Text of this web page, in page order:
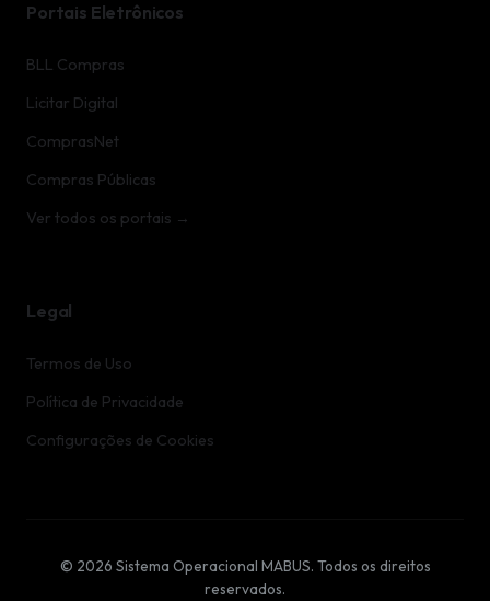
Portais Eletrônicos
BLL Compras
Licitar Digital
ComprasNet
Compras Públicas
Ver todos os portais →
Legal
Termos de Uso
Política de Privacidade
Configurações de Cookies
© 2026 Sistema Operacional MABUS. Todos os direitos
reservados.